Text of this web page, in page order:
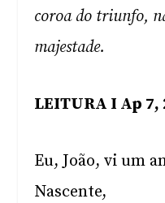
coroa do triunfo,
majestade.
LEITURA I Ap 7,
Eu, João, vi um
Nascente,